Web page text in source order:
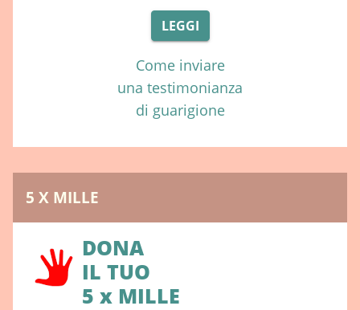
LEGGI
Come inviare
una testimonianza
di guarigione
5 X MILLE
DONA
IL TUO
5 x MILLE